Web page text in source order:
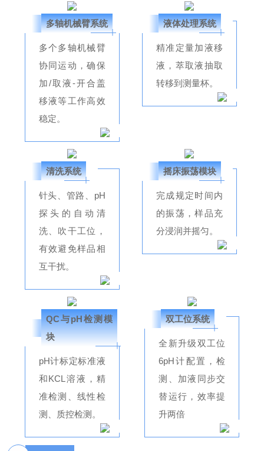
多轴机械臂系统
多个多轴机械臂
协同运动，确保
加/取液-开合盖
移液等工作高效
稳定。
液体处理系统
精准定量加液移
液，萃取液抽取
转移到测量杯。
清洗系统
针头、管路、pH
探头的自动清
洗、吹干工位，
有效避免样品相
互干扰。
摇床振荡模块
完成规定时间内
的振荡，样品充
分浸润并摇匀。
QC与pH检测模
块
pH计标定标准液
和KCL溶液，精
准检测、线性检
测、质控检测。
双工位系统
全新升级双工位
6pH计配置，检
测、加液同步交
替运行，效率提
升两倍